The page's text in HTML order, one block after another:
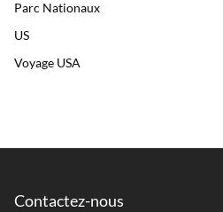
Parc Nationaux
US
Voyage USA
Contactez-nous